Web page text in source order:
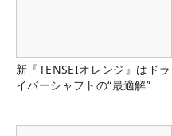
新『TENSEIオレンジ』はドラ
イバーシャフトの“最適解”